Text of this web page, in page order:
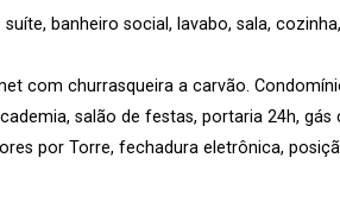
banheiro social, lavabo, sala,
com churrasqueira a carvão.
salão de festas, portaria 24h,
por Torre, fechadura eletrônica,